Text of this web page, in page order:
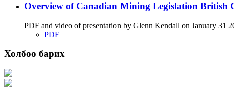
Overview of Canadian Mining Legislation British
PDF and video of presentation by Glenn Kendall on January 31
PDF
Холбоо барих